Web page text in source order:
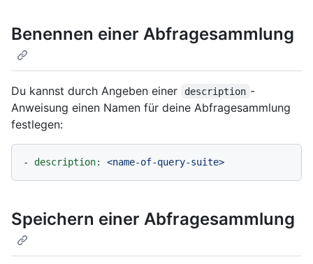
Benennen einer Abfragesammlung
Du kannst durch Angeben einer description -
Anweisung einen Namen für deine Abfragesammlung
festlegen:
- description: <name-of-query-suite>
Speichern einer Abfragesammlung